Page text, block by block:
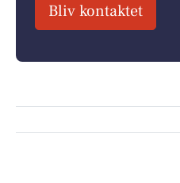
Bliv kontaktet